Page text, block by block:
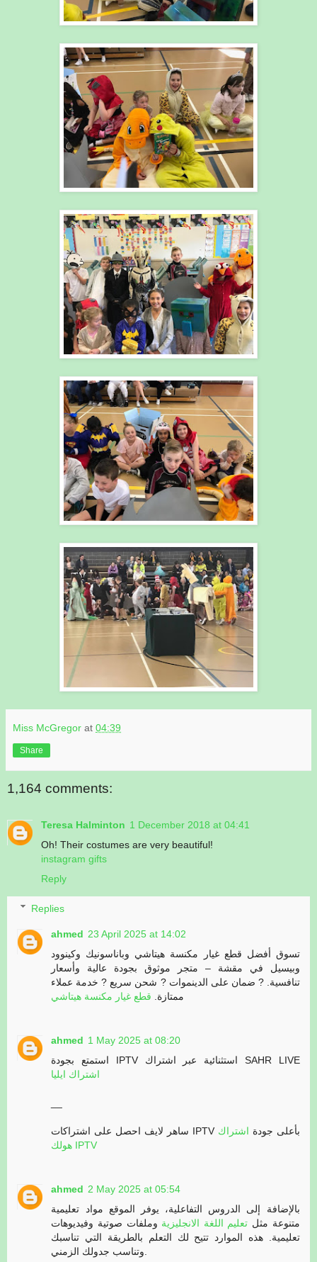
Miss McGregor at 04:39
Share
1,164 comments:
Teresa Halminton 1 December 2018 at 04:41
Oh! Their costumes are very beautiful!
instagram gifts
Reply
Replies
ahmed 23 April 2025 at 14:02
تسوق أفضل قطع غيار مكنسة هيتاشي وباناسونيك وكينوود
وبيسيل في مقشة – متجر موثوق بجودة عالية وأسعار
تنافسية. ? ضمان على الدينموات ? شحن سريع ? خدمة عملاء
ممتازة. قطع غيار مكنسة هيتاشي
ahmed 1 May 2025 at 08:20
استمتع بجودة IPTV استثنائية عبر اشتراك SAHR LIVE
اشتراك ايليا
ساهر لايف احصل على اشتراكات IPTV بأعلى جودة اشتراك
هولك IPTV
ahmed 2 May 2025 at 05:54
بالإضافة إلى الدروس التفاعلية، يوفر الموقع مواد تعليمية
متنوعة مثل تعليم اللغة الانجليزية وملفات صوتية وفيديوهات
تعليمية. هذه الموارد تتيح لك التعلم بالطريقة التي تناسبك